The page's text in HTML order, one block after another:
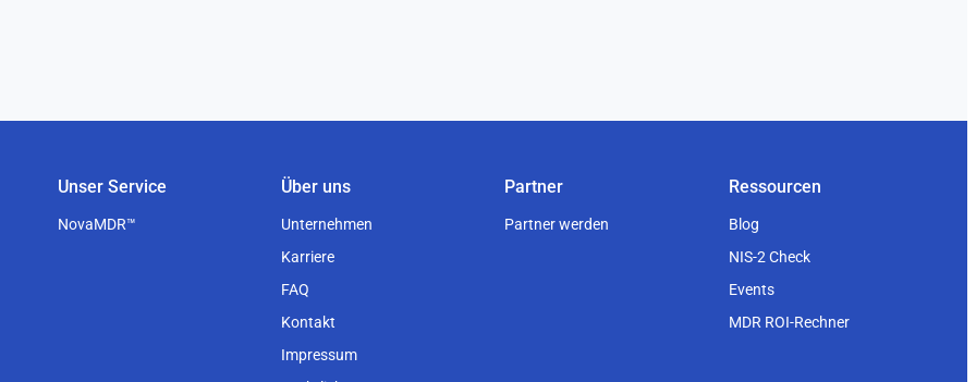
Unser Service
NovaMDR™
Über uns
Unternehmen
Karriere
FAQ
Kontakt
Impressum
Partner
Partner werden
Ressourcen
Blog
NIS-2 Check
Events
MDR ROI-Rechner